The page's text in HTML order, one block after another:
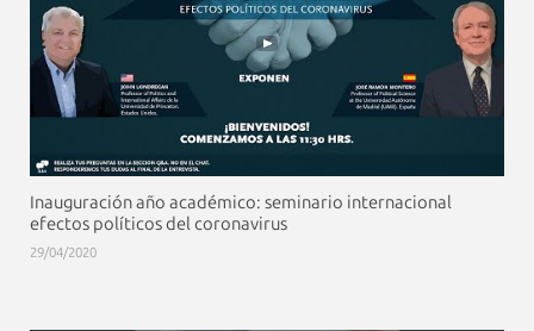
Inauguración año académico: seminario internacional
efectos políticos del coronavirus
29/04/2020